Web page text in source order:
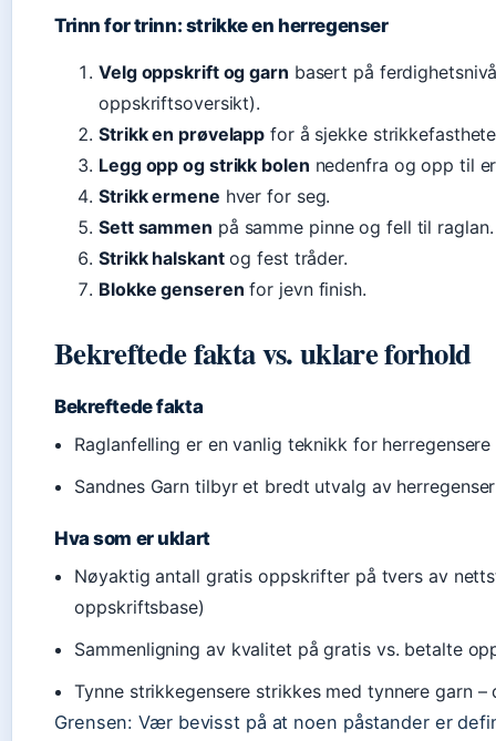
Trinn for trinn: strikke en herregenser
Velg oppskrift og garn basert på
oppskriftsoversikt).
Strikk en prøvelapp for å sjekke
Legg opp og strikk bolen nedenfra og opp til
Strikk ermene hver for seg.
Sett sammen på samme pinne og fell til raglan.
Strikk halskantog fest tråder.
Blokke genseren for jevn finish.
Bekreftede fakta vs. uklare forhold
Bekreftede fakta
Raglanfelling er en vanlig teknikk for
Sandnes Garn tilbyr et bredt utvalg av
Hva som er uklart
Nøyaktig antall gratis oppskrifter på tvers av
oppskriftsbase)
Sammenligning av kvalitet på gratis vs. betalte
Tynne strikkegensere strikkes med tynnere garn
Grensen: Vær bevisst på at noen påstander er